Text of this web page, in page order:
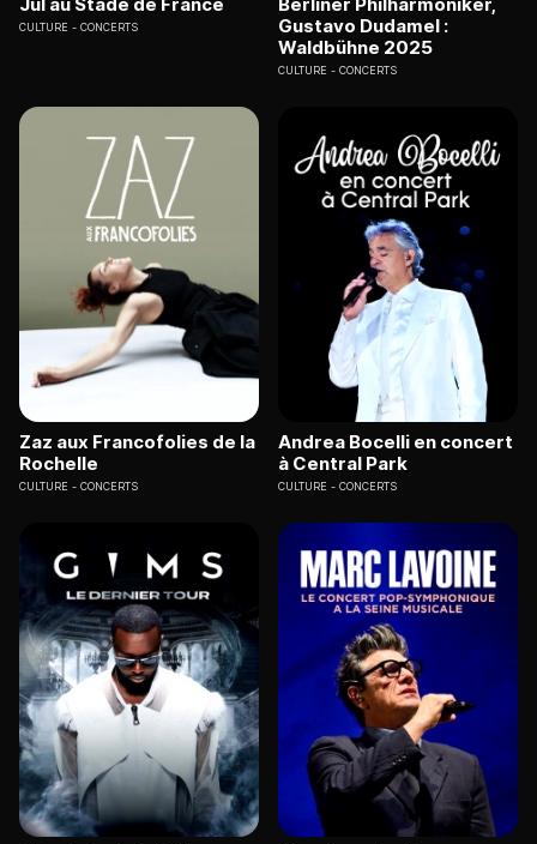
CULTURE CONCERTS
Gustavo Dudamel :
Waldbühne 2025
CULTURE CONCERTS
Zaz aux Francofolies de la
Rochelle
CULTURE CONCERTS
Andrea Bocelli en concert
à Central Park
CULTURE CONCERTS